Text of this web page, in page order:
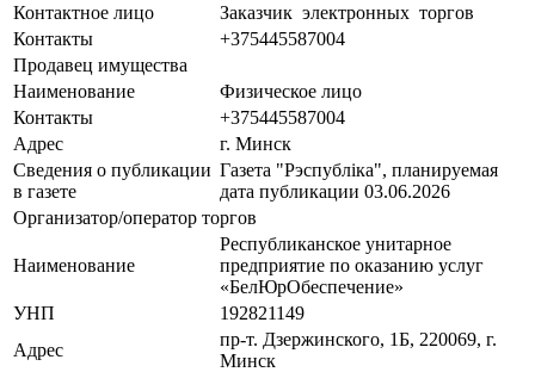
Контактное лицо
Заказчик электронных торгов
Контакты
+375445587004
Продавец имущества
Наименование
Физическое лицо
Контакты
+375445587004
Адрес
г. Минск
Сведения о публикации
в газете
Газета "Рэспубліка", планируемая
дата публикации 03.06.2026
Организатор/оператор торгов
Наименование
Республиканское унитарное
предприятие по оказанию услуг
«БелЮрОбеспечение»
УНП
192821149
Адрес
пр-т. Дзержинского, 1Б, 220069, г.
Минск